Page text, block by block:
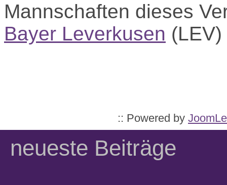
Mannschaften dieses
Bayer Leverkusen (LEV)
:: Powered by
neueste Beiträge